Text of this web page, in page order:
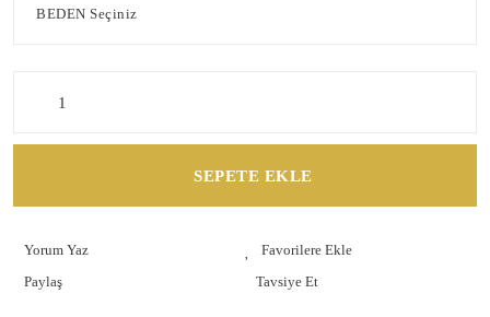
SEPETE EKLE
Yorum Yaz
Paylaş
Tavsiye Et